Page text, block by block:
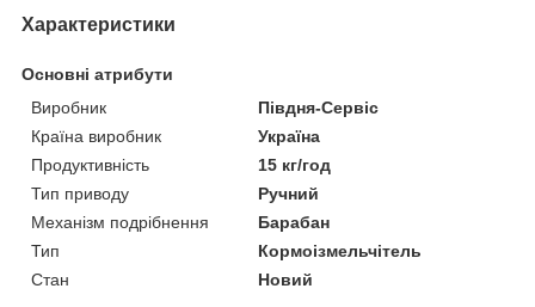
Характеристики
Основні атрибути
Виробник
Півдня-Сервіс
Країна виробник
Україна
Продуктивність
15 кг/год
Тип приводу
Ручний
Механізм подрібнення
Барабан
Тип
Кормоізмельчітель
Стан
Новий